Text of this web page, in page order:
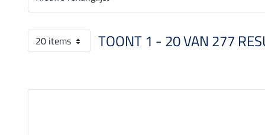
20 items TOONT 1 - 20 VAN 277